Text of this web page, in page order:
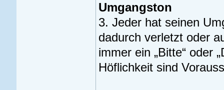
Umgangston
3. Jeder hat seinen
dadurch verletzt oder
immer ein „Bitte“ oder
Höflichkeit sind